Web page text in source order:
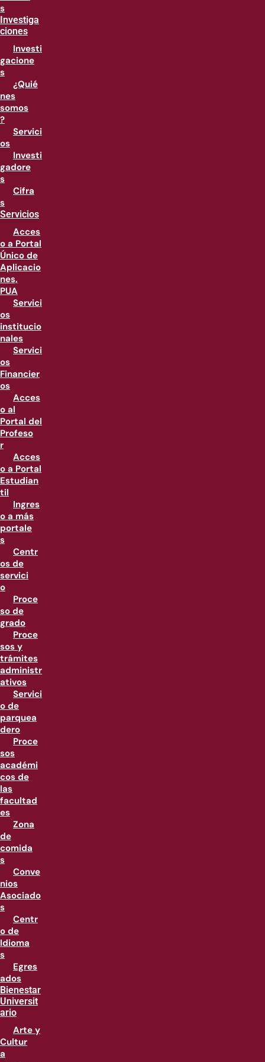
s
Investiga
ciones
Investi
gacione
s
¿Quié
nes
somos
?
Servici
os
Investi
gadore
s
Cifra
s
Servicios
Acces
o a Portal
Único de
Aplicacio
nes,
PUA
Servici
os
institucio
nales
Servici
os
Financier
os
Acces
o al
Portal del
Profeso
r
Acces
o a Portal
Estudian
til
Ingres
o a más
portale
s
Centr
os de
servici
o
Proce
so de
grado
Proce
sos y
trámites
administr
ativos
Servici
o de
parquea
dero
Proce
sos
académi
cos de
las
facultad
es
Zona
de
comida
s
Conve
nios
Asociado
s
Centr
o de
Idioma
s
Egres
ados
Bienestar
Universit
ario
Arte y
Cultur
a